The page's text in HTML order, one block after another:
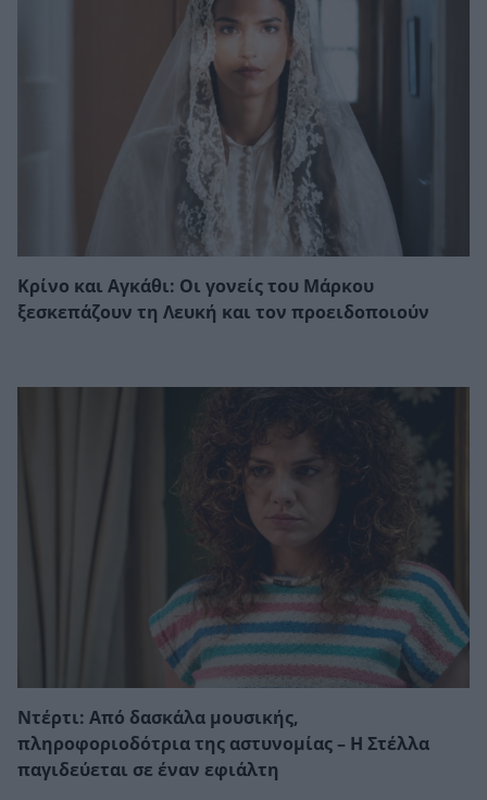
Κρίνο και Αγκάθι: Οι γονείς του Μάρκου
ξεσκεπάζουν τη Λευκή και τον προειδοποιούν
Ντέρτι: Από δασκάλα μουσικής,
πληροφοριοδότρια της αστυνομίας – Η Στέλλα
παγιδεύεται σε έναν εφιάλτη